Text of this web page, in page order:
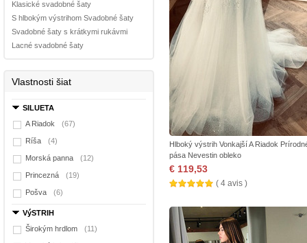
Klasické svadobné šaty
S hlbokým výstrihom Svadobné šaty
Svadobné šaty s krátkymi rukávmi
Lacné svadobné šaty
Vlastnosti šiat
SILUETA
A Riadok
(67)
Ríša (4)
Morská panna (12)
Princezná (19)
Pošva (6)
VýSTRIH
Širokým hrdlom
(11)
Hlboký výstrih Vonkajší A Riadok
pása Nevestin obleko
€ 119,53
( 4 avis )